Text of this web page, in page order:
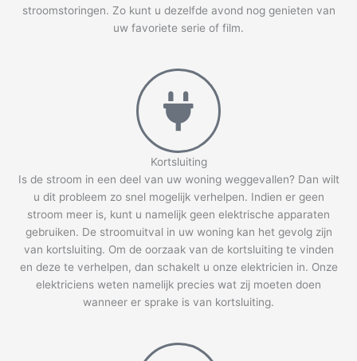
stroomstoringen. Zo kunt u dezelfde avond nog genieten van
uw favoriete serie of film.
Kortsluiting
Is de stroom in een deel van uw woning weggevallen? Dan wilt
u dit probleem zo snel mogelijk verhelpen. Indien er geen
stroom meer is, kunt u namelijk geen elektrische apparaten
gebruiken. De stroomuitval in uw woning kan het gevolg zijn
van kortsluiting. Om de oorzaak van de kortsluiting te vinden
en deze te verhelpen, dan schakelt u onze elektricien in. Onze
elektriciens weten namelijk precies wat zij moeten doen
wanneer er sprake is van kortsluiting.